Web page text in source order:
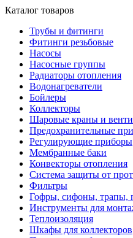
Каталог товаров
Трубы и фитинги
Фитинги резьбовые
Насосы
Насосные группы
Радиаторы отопления
Водонагреватели
Бойлеры
Коллекторы
Шаровые краны и
Предохранительные
Регулирующие приборы
Мембранные баки
Конвекторы отопления
Система защиты от
Фильтры
Гофры, сифоны, трапы,
Инструменты для
Теплоизоляция
Шкафы для коллекторов